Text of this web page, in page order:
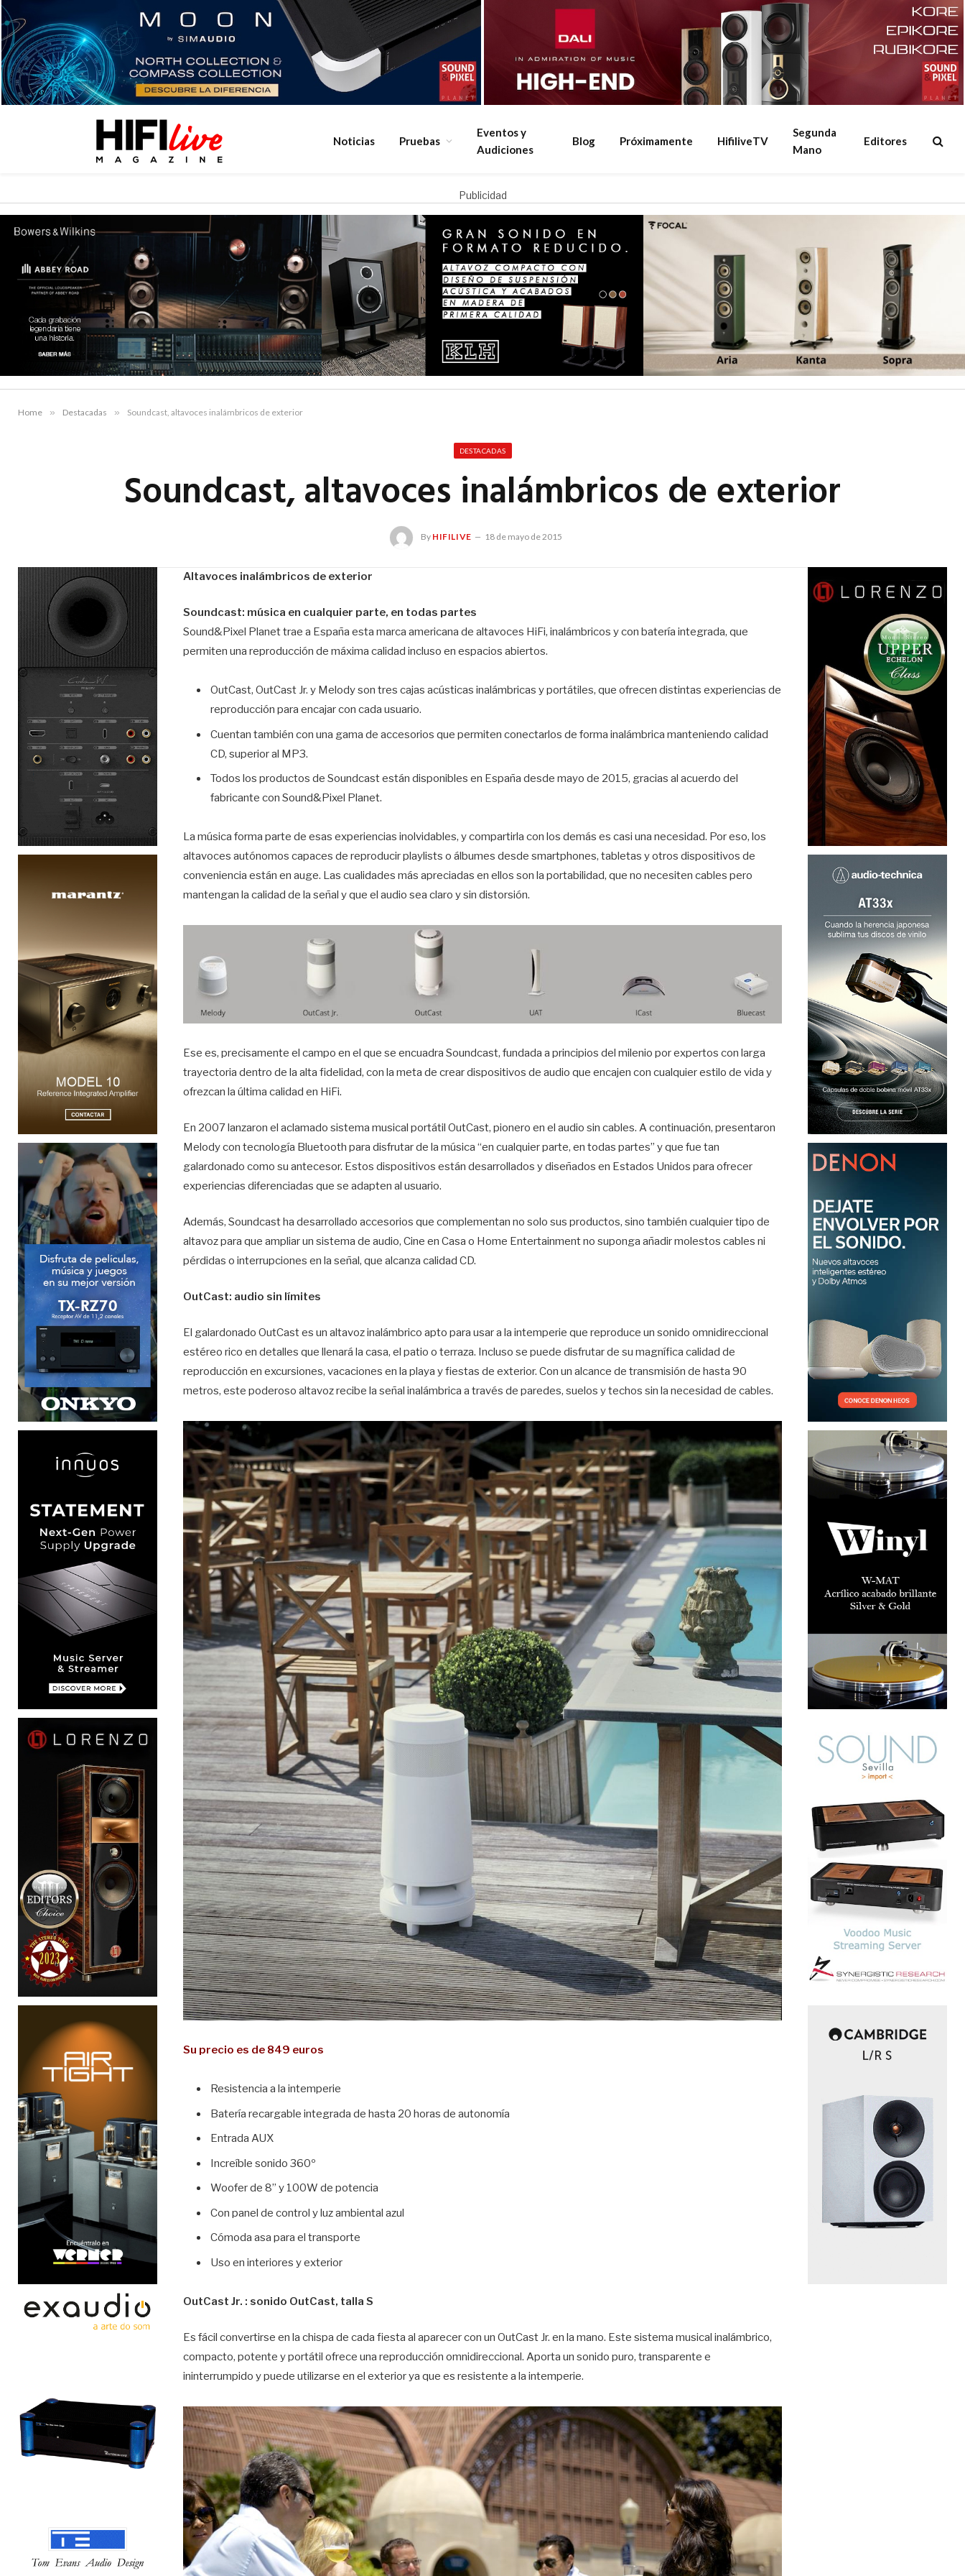
Noticias Pruebas
Eventos y
Audiciones
Blog Próximamente HifiliveTV
Segunda
Mano
Editores
Publicidad
Home » Destacadas » Soundcast, altavoces inalámbricos de exterior
DESTACADAS
Soundcast, altavoces inalámbricos de exterior
By HIFILIVE 18 de mayo de 2015
Altavoces inalámbricos de exterior
Soundcast: música en cualquier parte, en todas partes
Sound&Pixel Planet trae a España esta marca americana de altavoces HiFi, inalámbricos y con batería integrada, que
permiten una reproducción de máxima calidad incluso en espacios abiertos.
OutCast, OutCast Jr. y Melody son tres cajas acústicas inalámbricas y portátiles, que ofrecen distintas experiencias de
reproducción para encajar con cada usuario.
Cuentan también con una gama de accesorios que permiten conectarlos de forma inalámbrica manteniendo calidad
CD, superior al MP3.
Todos los productos de Soundcast están disponibles en España desde mayo de 2015, gracias al acuerdo del
fabricante con Sound&Pixel Planet.
La música forma parte de esas experiencias inolvidables, y compartirla con los demás es casi una necesidad. Por eso, los
altavoces autónomos capaces de reproducir playlists o álbumes desde smartphones, tabletas y otros dispositivos de
conveniencia están en auge. Las cualidades más apreciadas en ellos son la portabilidad, que no necesiten cables pero
mantengan la calidad de la señal y que el audio sea claro y sin distorsión.
Ese es, precisamente el campo en el que se encuadra Soundcast, fundada a principios del milenio por expertos con larga
trayectoria dentro de la alta fidelidad, con la meta de crear dispositivos de audio que encajen con cualquier estilo de vida y
ofrezcan la última calidad en HiFi.
En 2007 lanzaron el aclamado sistema musical portátil OutCast, pionero en el audio sin cables. A continuación, presentaron
Melody con tecnología Bluetooth para disfrutar de la música “en cualquier parte, en todas partes” y que fue tan
galardonado como su antecesor. Estos dispositivos están desarrollados y diseñados en Estados Unidos para ofrecer
experiencias diferenciadas que se adapten al usuario.
Además, Soundcast ha desarrollado accesorios que complementan no solo sus productos, sino también cualquier tipo de
altavoz para que ampliar un sistema de audio, Cine en Casa o Home Entertainment no suponga añadir molestos cables ni
pérdidas o interrupciones en la señal, que alcanza calidad CD.
OutCast: audio sin límites
El galardonado OutCast es un altavoz inalámbrico apto para usar a la intemperie que reproduce un sonido omnidireccional
estéreo rico en detalles que llenará la casa, el patio o terraza. Incluso se puede disfrutar de su magnífica calidad de
reproducción en excursiones, vacaciones en la playa y fiestas de exterior. Con un alcance de transmisión de hasta 90
metros, este poderoso altavoz recibe la señal inalámbrica a través de paredes, suelos y techos sin la necesidad de cables.
Su precio es de 849 euros
Resistencia a la intemperie
Batería recargable integrada de hasta 20 horas de autonomía
Entrada AUX
Increíble sonido 360º
Woofer de 8” y 100W de potencia
Con panel de control y luz ambiental azul
Cómoda asa para el transporte
Uso en interiores y exterior
OutCast Jr. : sonido OutCast, talla S
Es fácil convertirse en la chispa de cada fiesta al aparecer con un OutCast Jr. en la mano. Este sistema musical inalámbrico,
compacto, potente y portátil ofrece una reproducción omnidireccional. Aporta un sonido puro, transparente e
ininterrumpido y puede utilizarse en el exterior ya que es resistente a la intemperie.